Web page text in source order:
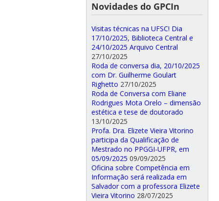
Novidades do GPCIn
Visitas técnicas na UFSC! Dia
17/10/2025, Biblioteca Central e
24/10/2025 Arquivo Central
27/10/2025
Roda de conversa dia, 20/10/2025
com Dr. Guilherme Goulart
Righetto 27/10/2025
Roda de Conversa com Eliane
Rodrigues Mota Orelo – dimensão
estética e tese de doutorado
13/10/2025
Profa. Dra. Elizete Vieira Vitorino
participa da Qualificação de
Mestrado no PPGGI-UFPR, em
05/09/2025 09/09/2025
Oficina sobre Competência em
Informação será realizada em
Salvador com a professora Elizete
Vieira Vitorino 28/07/2025